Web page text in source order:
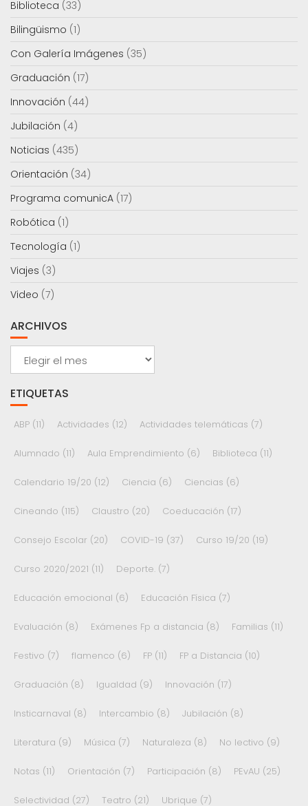
Biblioteca (33)
Bilingüismo (1)
Con Galería Imágenes (35)
Graduación (17)
Innovación (44)
Jubilación (4)
Noticias (435)
Orientación (34)
Programa comunicA (17)
Robótica (1)
Tecnología (1)
Viajes (3)
Video (7)
ARCHIVOS
Archivos
ETIQUETAS
ABP (11) Actividades (12) Actividades telemáticas (7)
Alumnado (11) Aula Emprendimiento (6) Biblioteca (11)
Calendario 19/20 (12) Ciencia (6) Ciencias (6)
Cineando (115) Claustro (20) Coeducación (17)
Consejo Escolar (20) COVID-19 (37) Curso 19/20 (19)
Curso 2020/2021 (11) Deporte. (7)
Educación emocional (6) Educación Física (7)
Evaluación (8) Exámenes Fp a distancia (8) Familias (11)
Festivo (7) flamenco (6) FP (11) FP a Distancia (10)
Graduación (8) Igualdad (9) Innovación (17)
Insticarnaval (8) Intercambio (8) Jubilación (8)
Literatura (9) Música (7) Naturaleza (8) No lectivo (9)
Notas (11) Orientación (7) Participación (8) PEvAU (25)
Selectividad (27) Teatro (21) Ubrique (7)